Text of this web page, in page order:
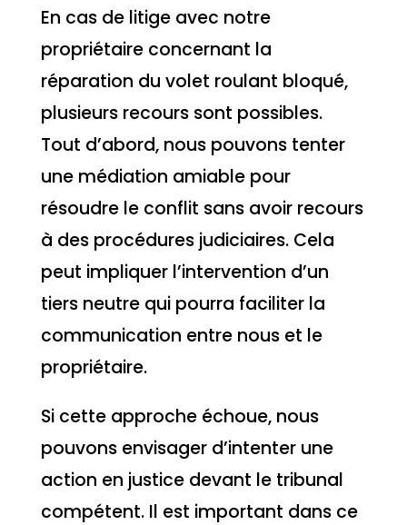
En cas de litige avec notre
propriétaire concernant la
réparation du volet roulant bloqué,
plusieurs recours sont possibles.
Tout d’abord, nous pouvons tenter
une médiation amiable pour
résoudre le conflit sans avoir recours
à des procédures judiciaires. Cela
peut impliquer l’intervention d’un
tiers neutre qui pourra faciliter la
communication entre nous et le
propriétaire.
Si cette approche échoue, nous
pouvons envisager d’intenter une
action en justice devant le tribunal
compétent. Il est important dans ce